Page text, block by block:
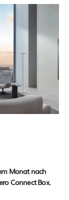
Monat nach
Connect Box.